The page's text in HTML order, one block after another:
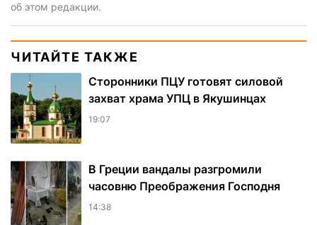
об этом редакции.
ЧИТАЙТЕ ТАКЖЕ
Сторонники ПЦУ готовят силовой
захват храма УПЦ в Якушинцах
19:07
В Греции вандалы разгромили
часовню Преображения Господня
14:38